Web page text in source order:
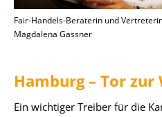
Fair-Handels-Beraterin und
Magdalena Gassner
Hamburg – Tor zur
Ein wichtiger Treiber für die